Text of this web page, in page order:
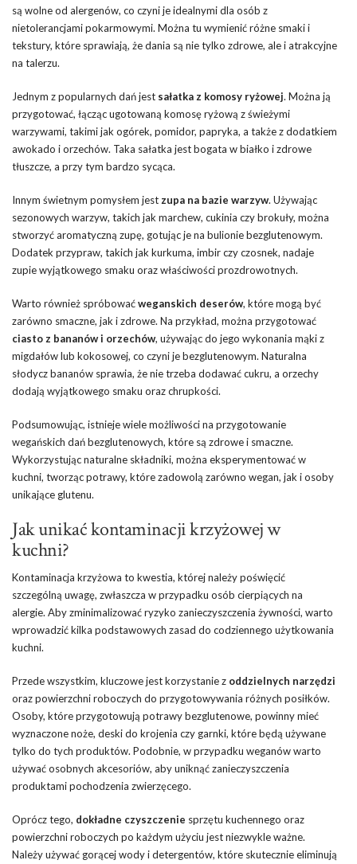
są wolne od alergenów, co czyni je idealnymi dla osób z
nietolerancjami pokarmowymi. Można tu wymienić różne smaki i
tekstury, które sprawiają, że dania są nie tylko zdrowe, ale i atrakcyjne
na talerzu.
Jednym z popularnych dań jest sałatka z komosy ryżowej. Można ją
przygotować, łącząc ugotowaną komosę ryżową z świeżymi
warzywami, takimi jak ogórek, pomidor, papryka, a także z dodatkiem
awokado i orzechów. Taka sałatka jest bogata w białko i zdrowe
tłuszcze, a przy tym bardzo sycąca.
Innym świetnym pomysłem jest zupa na bazie warzyw. Używając
sezonowych warzyw, takich jak marchew, cukinia czy brokuły, można
stworzyć aromatyczną zupę, gotując je na bulionie bezglutenowym.
Dodatek przypraw, takich jak kurkuma, imbir czy czosnek, nadaje
zupie wyjątkowego smaku oraz właściwości prozdrowotnych.
Warto również spróbowaćweganskich deserów, które mogą być
zarówno smaczne, jak i zdrowe. Na przykład, można przygotować
ciasto z bananów i orzechów, używając do jego wykonania mąki z
migdałów lub kokosowej, co czyni je bezglutenowym. Naturalna
słodycz bananów sprawia, że nie trzeba dodawać cukru, a orzechy
dodają wyjątkowego smaku oraz chrupkości.
Podsumowując, istnieje wiele możliwości na przygotowanie
wegańskich dań bezglutenowych, które są zdrowe i smaczne.
Wykorzystując naturalne składniki, można eksperymentować w
kuchni, tworząc potrawy, które zadowolą zarówno wegan, jak i osoby
unikające glutenu.
Jak unikać kontaminacji krzyżowej w
kuchni?
Kontaminacja krzyżowa to kwestia, której należy poświęcić
szczególną uwagę, zwłaszcza w przypadku osób cierpiących na
alergie. Aby zminimalizować ryzyko zanieczyszczenia żywności, warto
wprowadzić kilka podstawowych zasad do codziennego użytkowania
kuchni.
Przede wszystkim, kluczowe jest korzystanie z oddzielnych narzędzi
oraz powierzchni roboczych do przygotowywania różnych posiłków.
Osoby, które przygotowują potrawy bezglutenowe, powinny mieć
wyznaczone noże, deski do krojenia czy garnki, które będą używane
tylko do tych produktów. Podobnie, w przypadku weganów warto
używać osobnych akcesoriów, aby uniknąć zanieczyszczenia
produktami pochodzenia zwierzęcego.
Oprócz tego, dokładne czyszczenie sprzętu kuchennego oraz
powierzchni roboczych po każdym użyciu jest niezwykle ważne.
Należy używać gorącej wody i detergentów, które skutecznie eliminują